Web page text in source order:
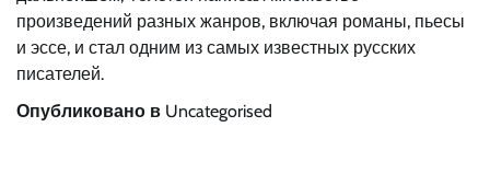
произведений разных жанров, включая романы, пьесы
и эссе, и стал одним из самых известных русских
писателей.
Опубликовано в Uncategorised